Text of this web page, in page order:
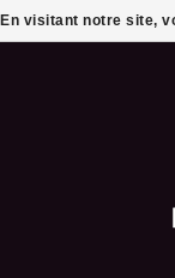
En visitant notre site,